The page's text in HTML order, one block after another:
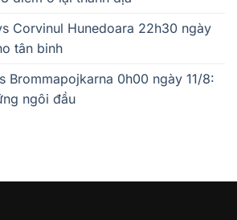
Corvinul Hunedoara 22h30 ngày
tân binh
Brommapojkarna 0h00 ngày 11/8:
ngôi đầu